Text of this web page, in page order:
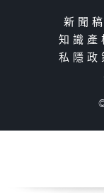
新聞
知識產
私隱政